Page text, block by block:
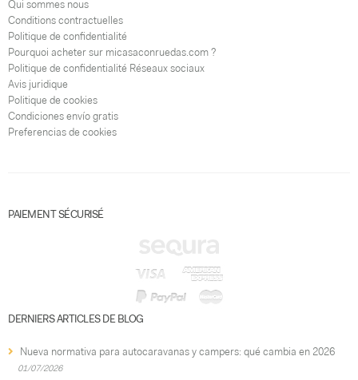
Qui sommes nous
Conditions contractuelles
Politique de confidentialité
Pourquoi acheter sur micasaconruedas.com ?
Politique de confidentialité Réseaux sociaux
Avis juridique
Politique de cookies
Condiciones envío gratis
Preferencias de cookies
PAIEMENT SÉCURISÉ
DERNIERS ARTICLES DE BLOG
Nueva normativa para autocaravanas y campers: qué cambia en 2026
01/07/2026